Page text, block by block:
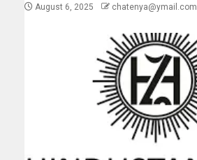
August 6, 2025 chatenya@ymail.com